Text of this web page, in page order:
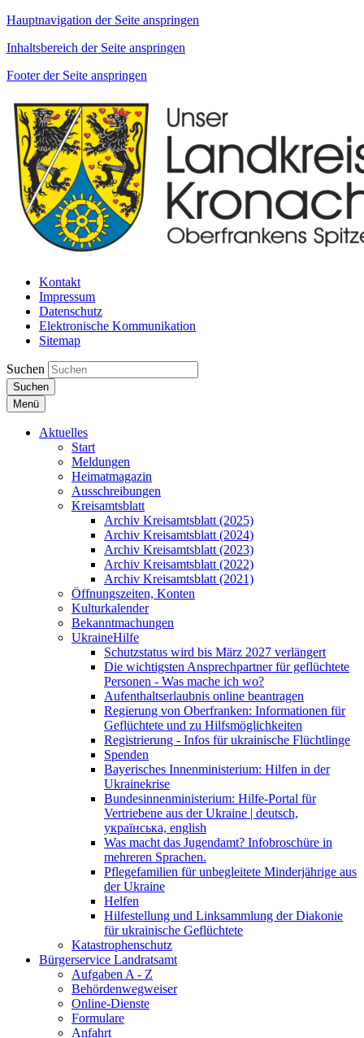
Hauptnavigation der Seite anspringen
Inhaltsbereich der Seite anspringen
Footer der Seite anspringen
Kontakt
Impressum
Datenschutz
Elektronische Kommunikation
Sitemap
Suchen
Suchen
Menü
Aktuelles
Start
Meldungen
Heimatmagazin
Ausschreibungen
Kreisamtsblatt
Archiv Kreisamtsblatt (2025)
Archiv Kreisamtsblatt (2024)
Archiv Kreisamtsblatt (2023)
Archiv Kreisamtsblatt (2022)
Archiv Kreisamtsblatt (2021)
Öffnungszeiten, Konten
Kulturkalender
Bekanntmachungen
UkraineHilfe
Schutzstatus wird bis März 2027 verlängert
Die wichtigsten Ansprechpartner für geflüchtete
Personen - Was mache ich wo?
Aufenthaltserlaubnis online beantragen
Regierung von Oberfranken: Informationen für
Geflüchtete und zu Hilfsmöglichkeiten
Registrierung - Infos für ukrainische Flüchtlinge
Spenden
Bayerisches Innenministerium: Hilfen in der
Ukrainekrise
Bundesinnenministerium: Hilfe-Portal für
Vertriebene aus der Ukraine | deutsch,
українська, english
Was macht das Jugendamt? Infobroschüre in
mehreren Sprachen.
Pflegefamilien für unbegleitete Minderjährige aus
der Ukraine
Helfen
Hilfestellung und Linksammlung der Diakonie
für ukrainische Geflüchtete
Katastrophenschutz
Bürgerservice Landratsamt
Aufgaben A - Z
Behördenwegweiser
Online-Dienste
Formulare
Anfahrt